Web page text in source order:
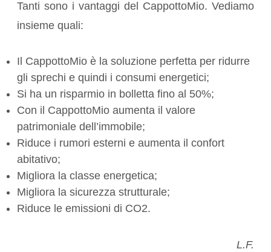
Tanti sono i vantaggi del CappottoMio. Vediamo
insieme quali:
Il CappottoMio è la soluzione perfetta per ridurre
gli sprechi e quindi i consumi energetici;
Si ha un risparmio in bolletta fino al 50%;
Con il CappottoMio aumenta il valore
patrimoniale dell’immobile;
Riduce i rumori esterni e aumenta il confort
abitativo;
Migliora la classe energetica;
Migliora la sicurezza strutturale;
Riduce le emissioni di CO2.
L.F.